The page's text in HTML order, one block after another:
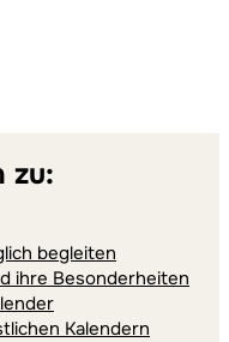
zu:
begleiten
ihre Besonderheiten
Kalendern